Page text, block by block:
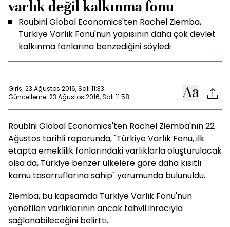
varlık değil kalkınma fonu
Roubini Global Economics'ten Rachel Ziemba,
Türkiye Varlık Fonu'nun yapısının daha çok devlet
kalkınma fonlarına benzediğini söyledi
Giriş: 23 Ağustos 2016, Salı 11:33
Güncelleme: 23 Ağustos 2016, Salı 11:58
Roubini Global Economics'ten Rachel Ziemba'nın 22
Ağustos tarihli raporunda, "Türkiye Varlık Fonu, ilk
etapta emeklilik fonlarındaki varlıklarla oluşturulacak
olsa da, Türkiye benzer ülkelere göre daha kısıtlı
kamu tasarruflarına sahip" yorumunda bulunuldu.
Ziemba, bu kapsamda Türkiye Varlık Fonu'nun
yönetilen varlıklarının ancak tahvil ihracıyla
sağlanabileceğini belirtti.